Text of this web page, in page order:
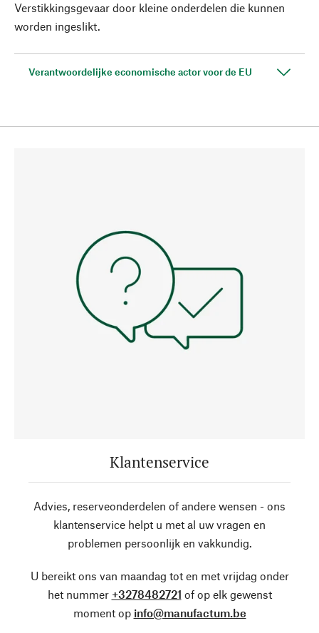
Verstikkingsgevaar door kleine onderdelen die kunnen
worden ingeslikt.
Verantwoordelijke economische actor voor de EU
Klantenservice
Advies, reserveonderdelen of andere wensen - ons
klantenservice helpt u met al uw vragen en
problemen persoonlijk en vakkundig.
U bereikt ons van maandag tot en met vrijdag onder
het nummer +3278482721 of op elk gewenst
moment op info@manufactum.be